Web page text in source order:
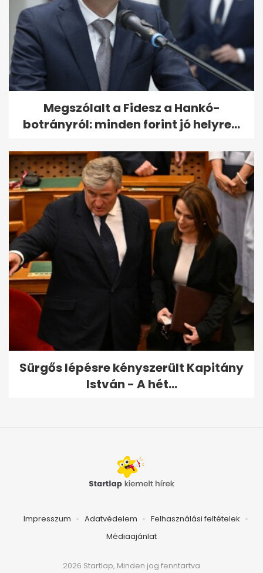
Megszólalt a Fidesz a Hankó-
botrányról: minden forint jó helyre...
Sürgős lépésre kényszerült Kapitány
István - A hét...
Impresszum Adatvédelem
Felhasználási feltételek
Médiaajánlat
2026 Startlap, Minden jog fenntartva